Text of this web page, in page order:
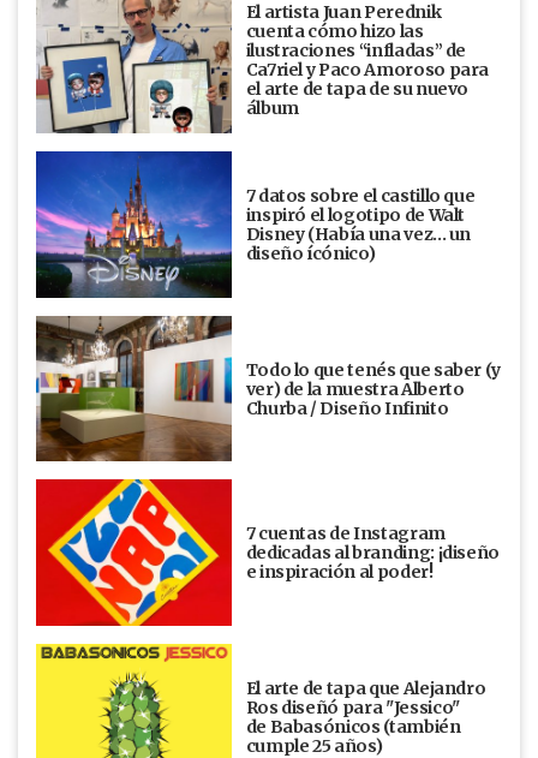
El artista Juan Perednik
cuenta cómo hizo las
ilustraciones “infladas” de
Ca7riel y Paco Amoroso para
el arte de tapa de su nuevo
álbum
7 datos sobre el castillo que
inspiró el logotipo de Walt
Disney (Había una vez... un
diseño ícónico)
Todo lo que tenés que saber (y
ver) de la muestra Alberto
Churba / Diseño Infinito
7 cuentas de Instagram
dedicadas al branding: ¡diseño
e inspiración al poder!
El arte de tapa que Alejandro
Ros diseñó para "Jessico"
de Babasónicos (también
cumple 25 años)